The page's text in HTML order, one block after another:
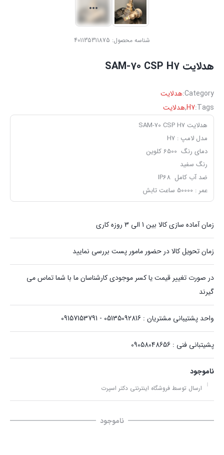
شناسه محصول: 401135311875
هدلایت SAM-70 CSP H7
Category:هدلایت
Tags:
H7
,هدلایت
هدلایت SAM-70 CSP H7
مدل لامپ : H7
دمای رنگ 6500 کلوین
رنگ سفید
ضد آب کامل IP68
عمر : 50000 ساعت تابش
زمان آماده سازی کالا بین 1 الی 3 روزه کاری
زمان تحویل کالا در حضور مامور پست بررسی نمایید
در صورت تغییر قیمت یا کسر موجودی کارشناسان ما با شما تماس می
گیرند
واحد پشتیبانی مشتریان : 05135092816 - 09157153791
پشیتبانی فنی : 09058048656
ناموجود
ارسال توسط فروشگاه اینترنتی دکتر اسپرت
ناموجود